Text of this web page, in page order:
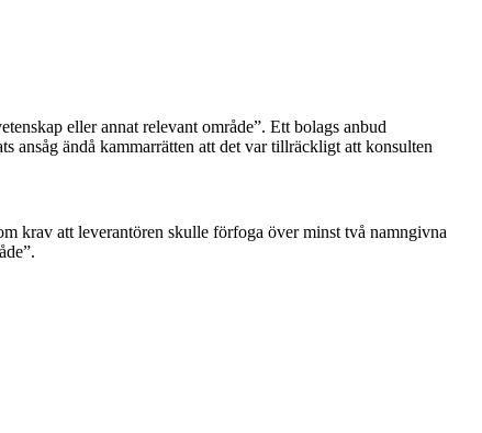
eller annat relevant område”. Ett bolags anbud
ansåg ändå kammarrätten att det var tillräckligt att konsulten
krav att leverantören skulle förfoga över minst två namngivna